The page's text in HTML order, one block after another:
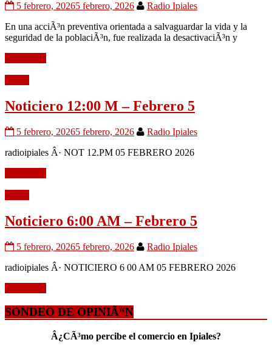
5 febrero, 20265 febrero, 2026
Radio Ipiales
En una acciÃ³n preventiva orientada a salvaguardar la vida y la
seguridad de la poblaciÃ³n, fue realizada la desactivaciÃ³n y
Noticiero 12:00 M – Febrero 5
5 febrero, 20265 febrero, 2026
Radio Ipiales
radioipiales Â· NOT 12.PM 05 FEBRERO 2026
Noticiero 6:00 AM – Febrero 5
5 febrero, 20265 febrero, 2026
Radio Ipiales
radioipiales Â· NOTICIERO 6 00 AM 05 FEBRERO 2026
SONDEO DE OPINIÃ“N
Â¿CÃ³mo percibe el comercio en Ipiales?